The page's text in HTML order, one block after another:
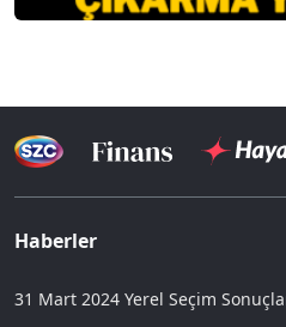
Haberler
31 Mart 2024 Yerel Seçim